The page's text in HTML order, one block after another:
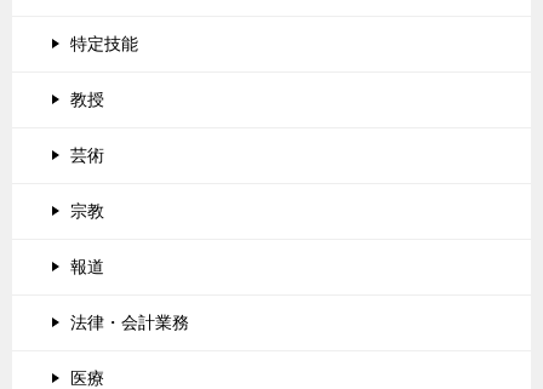
特定技能
教授
芸術
宗教
報道
法律・会計業務
医療